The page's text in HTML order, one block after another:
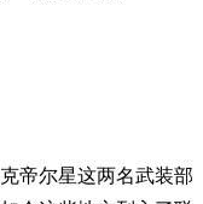
帝尔星这两名武装部